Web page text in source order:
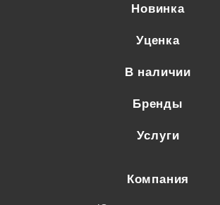
Новинка
Уценка
В наличии
Бренды
Услуги
Компания